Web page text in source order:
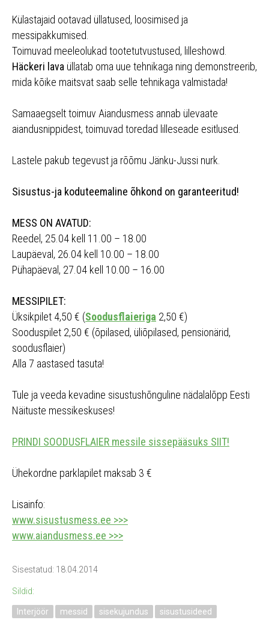
Külastajaid ootavad üllatused, loosimised ja
messipakkumised.
Toimuvad meeleolukad tootetutvustused, lilleshowd.
Häckeri lava üllatab oma uue tehnikaga ning demonstreerib,
mida kõike maitsvat saab selle tehnikaga valmistada!
Samaaegselt toimuv Aiandusmess annab ülevaate
aiandusnippidest, toimuvad toredad lilleseade esitlused.
Lastele pakub tegevust ja rõõmu Jänku-Jussi nurk.
Sisustus-ja koduteemaline õhkond on garanteeritud!
MESS ON AVATUD:
Reedel, 25.04 kell 11.00 – 18.00
Laupäeval, 26.04 kell 10.00 – 18.00
Pühapäeval, 27.04 kell 10.00 – 16.00
MESSIPILET:
Üksikpilet 4,50 € (Soodusflaieriga 2,50 €)
Sooduspilet 2,50 € (õpilased, üliõpilased, pensionärid,
soodusflaier)
Alla 7 aastased tasuta!
Tule ja veeda kevadine sisustushõnguline nädalalõpp Eesti
Näituste messikeskuses!
PRINDI SOODUSFLAIER messile sissepääsuks SIIT!
Ühekordne parklapilet maksab 3 €
Lisainfo:
www.sisustusmess.ee >>>
www.aiandusmess.ee >>>
Sisestatud: 18.04.2014
Sildid:
Interjöör messid sisekujundus sisustusideed